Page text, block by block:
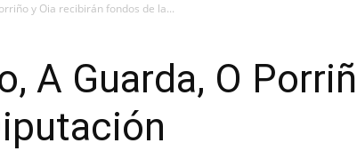
y Oia recibirán fondos de la...
A Guarda, O